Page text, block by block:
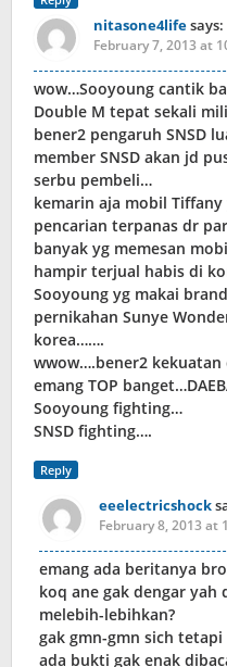
nitasone4lifesays:
February 7, 2013 at
wow…Sooyoung cantik
Double M tepat sekali
bener2 pengaruh SNSD
member SNSD akan jd
serbu pembeli…
kemarin aja mobil
pencarian terpanas dr
banyak yg memesan
hampir terjual habis di
Sooyoung yg makai
pernikahan Sunye
korea…….
wwow….bener2 kekuatan
emang TOP
Sooyoung fighting…
SNSD fighting….
Reply
eeelectricshock
February 8, 2013 at
emang ada beritanya
koq ane gak dengar yah
melebih-lebihkan?
gak gmn-gmn sich
ada bukti gak enak